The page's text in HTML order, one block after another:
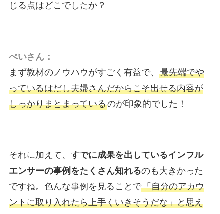
じる点はどこでしたか？
ぺいさん：
まず教材のノウハウがすごく有益で、 最先端でや
っているはだし夫婦さんだからこそ出せる内容が
しっかりまとまっているのが印象的でした！
それに加えて、 すでに成果を出しているインフル
エンサーの事例をたくさん知れるのも大きかった
ですね。色んな事例を見ることで「自分のアカウ
ントに取り入れたら上手くいきそうだな」と思え